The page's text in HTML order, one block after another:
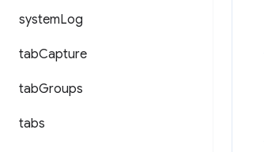
systemLog
tabCapture
tabGroups
tabs